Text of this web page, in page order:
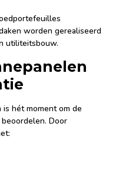
worden gerealiseerd
utiliteitsbouw.
hét moment om de
Door